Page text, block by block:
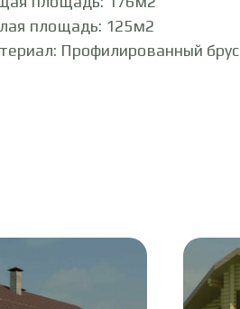
площадь: 125м2
Профилированный брус